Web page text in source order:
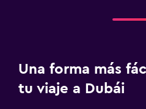
Una forma más
tu viaje a Dubái